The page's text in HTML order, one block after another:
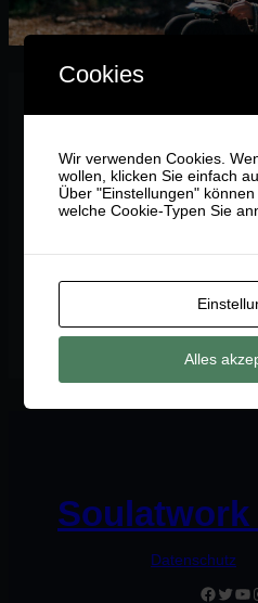
April 23, 2023
Stand Up Paddling (SUP) ist
der der Teilnehmer aufrecht
hat sich zu einer beliebten
einem Wettkampfsport
normalerweise länger, breiter
Read More:
Was
Paddling
Soulatwork
Datenschutz
Facebook Twitter YouTube
Cookies
Wir verwenden Cookies.
wollen, klicken Sie einfach
Über "Einstellungen" können
welche Cookie-Typen Sie
Alles